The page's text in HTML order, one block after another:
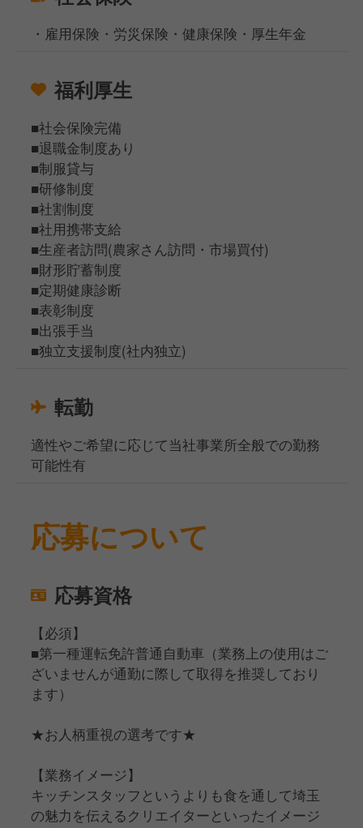
・雇用保険・労災保険・健康保険・厚生年金
福利厚生
■社会保険完備
■退職金制度あり
■制服貸与
■研修制度
■社割制度
■社用携帯支給
■生産者訪問(農家さん訪問・市場買付)
■財形貯蓄制度
■定期健康診断
■表彰制度
■出張手当
■独立支援制度(社内独立)
転勤
適性やご希望に応じて当社事業所全般での勤務
可能性有
応募について
応募資格
【必須】
■第一種運転免許普通自動車（業務上の使用はご
ざいませんが通勤に際して取得を推奨しており
ます）
★お人柄重視の選考です★
【業務イメージ】
キッチンスタッフというよりも食を通して埼玉
の魅力を伝えるクリエイターといったイメージ